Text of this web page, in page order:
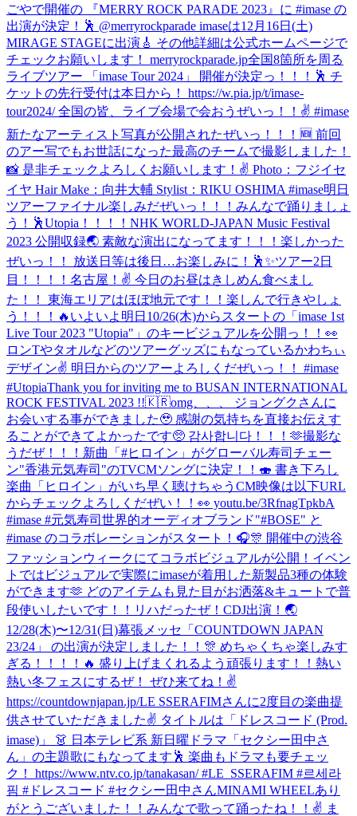
ごやで開催の 『MERRY ROCK PARADE 2023』に #imase の
出演が決定！🕺 @merryrockparade imaseは12月16日(土)
MIRAGE STAGEに出演🎸 その他詳細は公式ホームページで
チェックお願いします！ merryrockparade.jp全国8箇所を周る
ライブツアー 「imase Tour 2024」 開催が決定っ！！！🕺 チ
ケットの先行受付は本日から！ https://w.pia.jp/t/imase-
tour2024/ 全国の皆、ライブ会場で会おうぜいっ！！✌️ #imase
新たなアーティスト写真が公開されたぜいっ！！！🆕 前回
のアー写でもお世話になった最高のチームで撮影しました！
📸 是非チェックよろしくお願いします！✌️ Photo：フジイセ
イヤ Hair Make：向井大輔 Stylist：RIKU OSHIMA #imase明日
ツアーファイナル楽しみだぜいっ！！！みんなで踊りましょ
う！🕺Utopia！！！！ NHK WORLD-JAPAN Music Festival
2023 公開収録🌏 素敵な演出になってます！！！楽しかった
ぜいっ！！ 放送日等は後日…お楽しみに！🕺✨ツアー2日
目！！！！名古屋！✌️ 今日のお昼はきしめん食べまし
た！！ 東海エリアはほぼ地元です！！楽しんで行きやしょ
う！！！🔥 いよいよ明日10/26(木)からスタートの「imase 1st
Live Tour 2023 "Utopia"」のキービジュアルを公開っ！！👀
ロンTやタオルなどのツアーグッズにもなっているかわちぃ
デザイン✌ 明日からのツアーよろしくだぜいっ！！ #imase
#UtopiaThank you for inviting me to BUSAN INTERNATIONAL
ROCK FESTIVAL 2023 !!🇰🇷omg、、、 ジョングクさんに
お会いする事ができました🥹 感謝の気持ちを直接お伝えす
ることができてよかったです🥺 감사합니다！！！🫶撮影な
うだぜ！！！ 新曲「#ヒロイン」がグローバル寿司チェー
ン"香港元気寿司"のTVCMソングに決定！！🍣 書き下ろし
楽曲「ヒロイン」がいち早く聴けちゃうCM映像は以下URL
からチェックよろしくだぜい！！👀 youtu.be/3RfnagTpkbA
#imase #元気寿司 世界的オーディオブランド"#BOSE" と
#imase のコラボレーションがスタート！🎧🎊 開催中の渋谷
ファッションウィークにてコラボビジュアルが公開！イベン
トではビジュアルで実際にimaseが着用した新製品3種の体験
ができます🫶 どのアイテムも見た目がお洒落&キュートで普
段使いしたいです！！ リハだったぜ！ CDJ出演！🌏
12/28(木)〜12/31(日)幕張メッセ「COUNTDOWN JAPAN
23/24」 の出演が決定しました！！🎊 めちゃくちゃ楽しみす
ぎる！！！！🔥 盛り上げまくれるよう頑張ります！！熱い
熱い冬フェスにするぜ！ ぜひ来てね！✌️
https://countdownjapan.jp/LE SSERAFIMさんに2度目の楽曲提
供させていただきました✌️ タイトルは「ドレスコード (Prod.
imase)」 👗 日本テレビ系 新日曜ドラマ「セクシー田中さ
ん」の主題歌にもなってます🕺 楽曲もドラマも要チェッ
ク！ https://www.ntv.co.jp/tanakasan/ #LE_SSERAFIM #르세라
핌 #ドレスコード #セクシー田中さんMINAMI WHEELあり
がとうございました！！みんなで歌って踊ったね！！✌️ ま